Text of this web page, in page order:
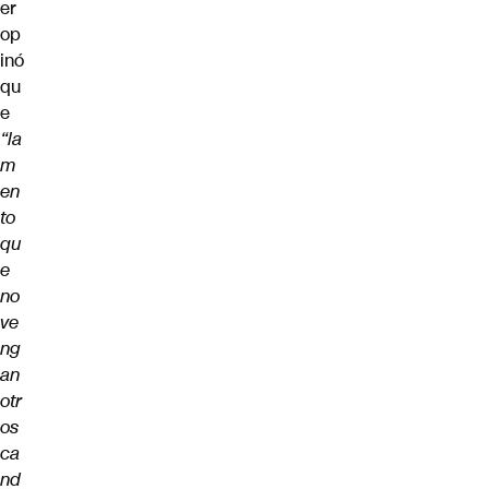
er
op
inó
qu
e
“la
m
en
to
qu
e
no
ve
ng
an
otr
os
ca
nd